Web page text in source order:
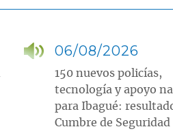
06/08/2026
150 nuevos policías,
tecnología y apoyo
para Ibagué:
Cumbre de Seguridad